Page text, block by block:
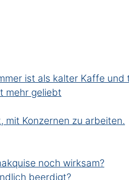
ist als kalter Kaffe
mehr geliebt
mit Konzernen zu arbeiten.
noch wirksam?
beerdigt?